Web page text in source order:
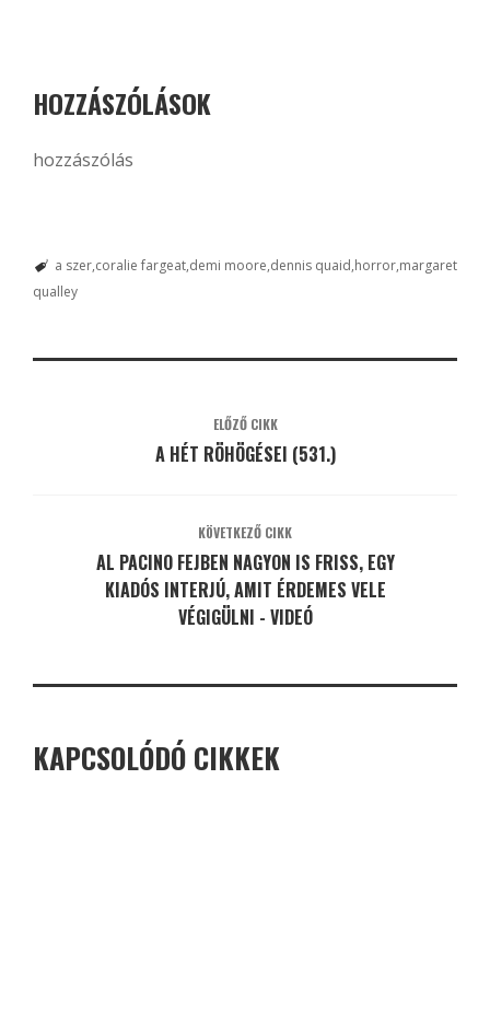
HOZZÁSZÓLÁSOK
hozzászólás
a szer coralie fargeat demi moore dennis quaid horror margaret
qualley
ELŐZŐ CIKK
A HÉT RÖHÖGÉSEI (531.)
KÖVETKEZŐ CIKK
AL PACINO FEJBEN NAGYON IS FRISS, EGY
KIADÓS INTERJÚ, AMIT ÉRDEMES VELE
VÉGIGÜLNI - VIDEÓ
KAPCSOLÓDÓ CIKKEK